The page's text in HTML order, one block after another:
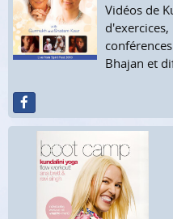
Vidéos de
Bhajan et